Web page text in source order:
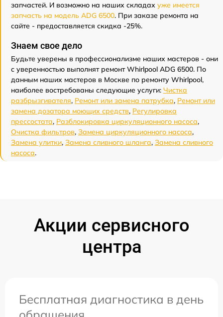
запчастей. И возможно на наших складах уже имеется
запчасть на модель ADG 6500. При заказе ремонта на
сайте - предоставляется скидка -25%.
Знаем свое дело
Будьте уверены в профессионализме наших мастеров - они
с уверенностью выполнят ремонт Whirlpool ADG 6500. По
данным наших мастеров в Москве по ремонту Whirlpool,
наиболее востребованы следующие услуги: Чистка
разбрызгивателя, Ремонт или замена патрубка, Ремонт или
замена дозатора моющих средств, Регулировка
прессостата, Разблокировка циркуляционного насоса,
Очистка фильтров, Замена циркуляционного насоса,
Замена улитки, Замена сливного шланга, Замена сливного
насоса.
Акции сервисного
центра
Бесплатная диагностика в день